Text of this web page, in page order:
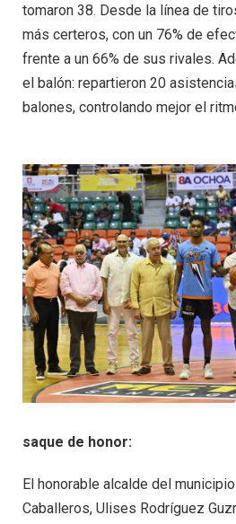
tomaron 38. Desde la línea de
más certeros, con un 76% de
frente a un 66% de sus rivales.
el balón: repartieron 20
balones, controlando mejor el
saque de honor:
El honorable alcalde del
Caballeros, Ulises Rodríguez